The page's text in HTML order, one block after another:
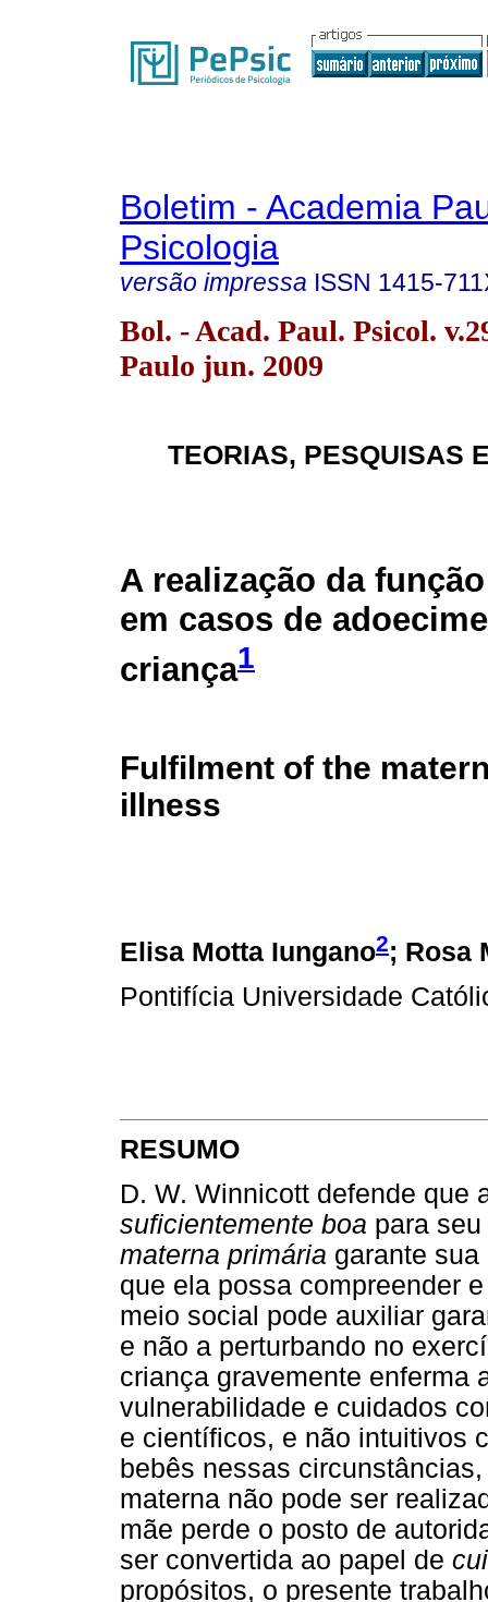
Boletim - Academia
Psicologia
versão impressa ISSN 1415-
Bol. - Acad. Paul. Psicol.
Paulo jun. 2009
TEORIAS, PESQUISAS
A realização da
em casos de
criança1
Fulfilment of the
illness
Elisa Motta Iungano2; Rosa
Pontifícia Universidade
RESUMO
D. W. Winnicott defende que
suficientemente boa para
materna primária garante
que ela possa compreender
meio social pode auxiliar
e não a perturbando no
criança gravemente enferma
vulnerabilidade e cuidados
e científicos, e não intuitivos
bebês nessas
materna não pode ser
mãe perde o posto de
ser convertida ao papel de
propósitos, o presente